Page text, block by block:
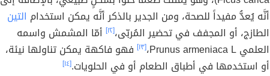
أنَّه يُعدُّ مفيداً للصحة، ومن الجدير بالذكر أنَّه يمكن استخدام التين
الطازج، أو المجفف في تحضير المُربّى،[١٢]
أمّا المشمش واسمه
العلمي Prunus armeniaca L،
[١٣]
فهو فاكهة يمكن تناولها نيئة،
أو استخدمها في أطباق الطعام أو في الحلويات.[١٤]